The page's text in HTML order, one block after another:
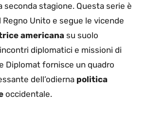
seconda stagione. Questa serie è
Unito e segue le vicende
americanasu suolo
diplomatici e missioni di
Diplomat fornisce un quadro
dell’odierna politica
occidentale.